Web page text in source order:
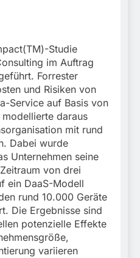
Studie
im Auftrag
Forrester
und Risiken von
Service auf Basis von
daraus
mit rund
Dabei wurde
Unternehmen seine
von drei
ein DaaS-Modell
rund 10.000 Geräte
Die Ergebnisse sind
potenzielle Effekte
variieren